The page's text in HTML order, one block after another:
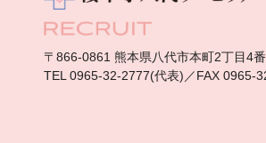
〒866-0861 熊本県八代市本町2丁目4
TEL 0965-32-2777(代表)／FAX 0965-